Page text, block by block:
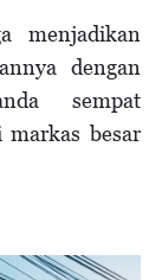
menjadikan
dengan
sempat
markas besar